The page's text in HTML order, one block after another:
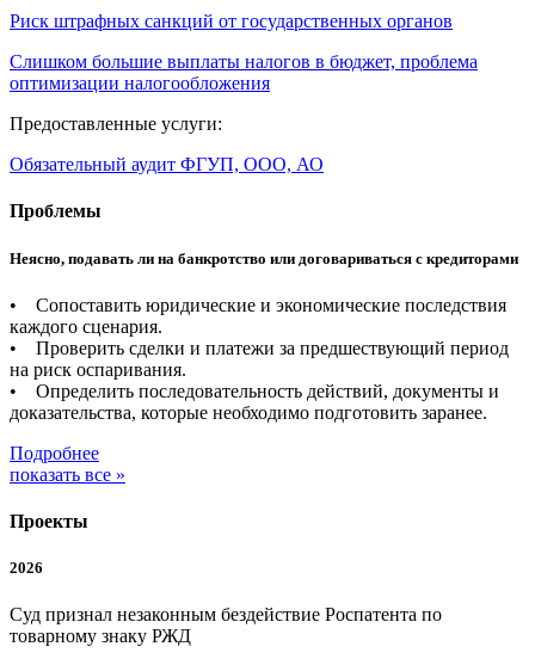
Риск штрафных санкций от государственных органов
Слишком большие выплаты налогов в бюджет, проблема
оптимизации налогообложения
Предоставленные услуги:
Обязательный аудит ФГУП, ООО, АО
Проблемы
Неясно, подавать ли на банкротство или договариваться с кредиторами
• Сопоставить юридические и экономические последствия
каждого сценария.
• Проверить сделки и платежи за предшествующий период
на риск оспаривания.
• Определить последовательность действий, документы и
доказательства, которые необходимо подготовить заранее.
Подробнее
показать все »
Проекты
2026
Суд признал незаконным бездействие Роспатента по
товарному знаку РЖД